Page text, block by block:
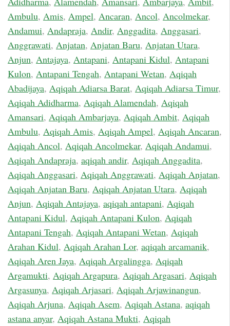
Ambulu, Amis, Ampel, Ancaran, Ancol, Ancolmekar,
Andamui, Andapraja, Andir, Anggadita, Anggasari,
Anggrawati, Anjatan, Anjatan Baru, Anjatan Utara,
Anjun, Antajaya, Antapani, Antapani Kidul, Antapani
Kulon, Antapani Tengah, Antapani Wetan, Aqiqah
Abadijaya, Aqiqah Adiarsa Barat, Aqiqah Adiarsa Timur,
Aqiqah Adidharma, Aqiqah Alamendah, Aqiqah
Amansari, Aqiqah Ambarjaya, Aqiqah Ambit, Aqiqah
Ambulu, Aqiqah Amis, Aqiqah Ampel, Aqiqah Ancaran,
Aqiqah Ancol, Aqiqah Ancolmekar, Aqiqah Andamui,
Aqiqah Andapraja, aqiqah andir, Aqiqah Anggadita,
Aqiqah Anggasari, Aqiqah Anggrawati, Aqiqah Anjatan,
Aqiqah Anjatan Baru, Aqiqah Anjatan Utara, Aqiqah
Anjun, Aqiqah Antajaya, aqiqah antapani, Aqiqah
Antapani Kidul, Aqiqah Antapani Kulon, Aqiqah
Antapani Tengah, Aqiqah Antapani Wetan, Aqiqah
Arahan Kidul, Aqiqah Arahan Lor, aqiqah arcamanik,
Aqiqah Aren Jaya, Aqiqah Argalingga, Aqiqah
Argamukti, Aqiqah Argapura, Aqiqah Argasari, Aqiqah
Argasunya, Aqiqah Arjasari, Aqiqah Arjawinangun,
Aqiqah Arjuna, Aqiqah Asem, Aqiqah Astana, aqiqah
astana anyar, Aqiqah Astana Mukti, Aqiqah